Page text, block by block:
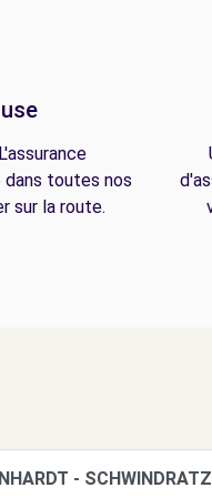
toutes nos
sur la route.
-